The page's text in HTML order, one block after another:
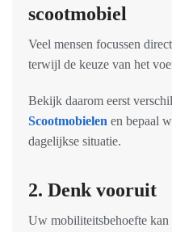
scootmobiel
Veel mensen focussen
terwijl de keuze van het
Bekijk daarom eerst
Scootmobielen en bepaal
dagelijkse situatie.
2. Denk vooruit
Uw mobiliteitsbehoefte kan